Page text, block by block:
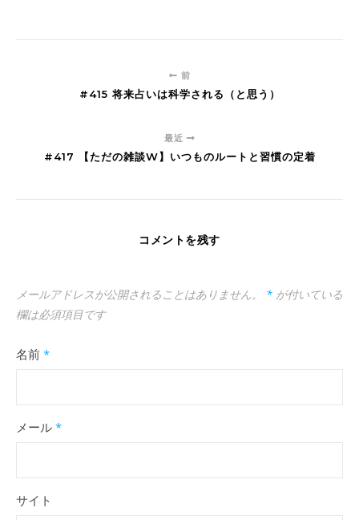
前
#415 将来占いは科学される（と思う）
最近
#417 【ただの雑談W】いつものルートと習慣の定着
コメントを残す
メールアドレスが公開されることはありません。 * が付いている
欄は必須項目です
名前 *
メール *
サイト